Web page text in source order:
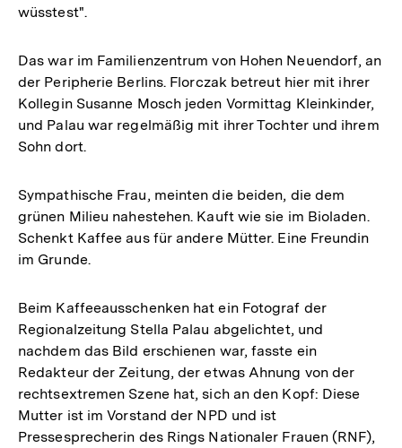
wüsstest".
Das war im Familienzentrum von Hohen Neuendorf, an
der Peripherie Berlins. Florczak betreut hier mit ihrer
Kollegin Susanne Mosch jeden Vormittag Kleinkinder,
und Palau war regelmäßig mit ihrer Tochter und ihrem
Sohn dort.
Sympathische Frau, meinten die beiden, die dem
grünen Milieu nahestehen. Kauft wie sie im Bioladen.
Schenkt Kaffee aus für andere Mütter. Eine Freundin
im Grunde.
Beim Kaffeeausschenken hat ein Fotograf der
Regionalzeitung Stella Palau abgelichtet, und
nachdem das Bild erschienen war, fasste ein
Redakteur der Zeitung, der etwas Ahnung von der
rechtsextremen Szene hat, sich an den Kopf: Diese
Mutter ist im Vorstand der NPD und ist
Pressesprecherin des Rings Nationaler Frauen (RNF),